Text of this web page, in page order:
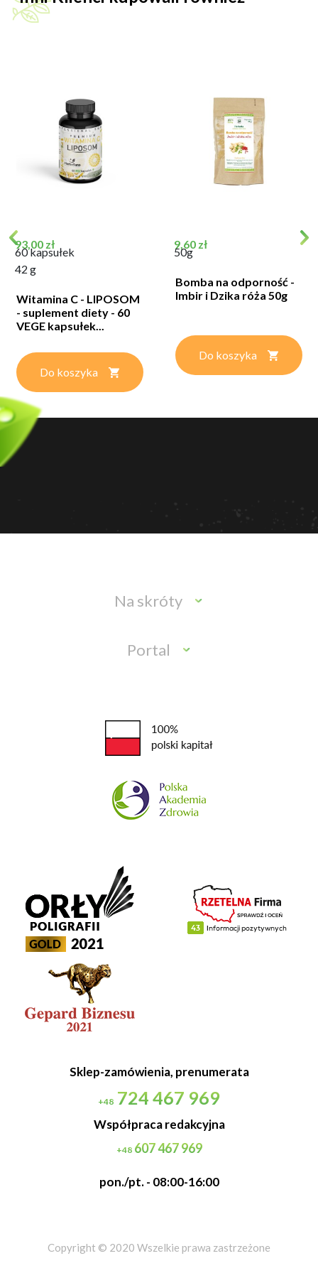
Cena
93,00 zł
60 kapsułek
42 g
Witamina C - LIPOSOM
- suplement diety - 60
VEGE kapsułek...
Do koszyka
Cena
9,60 zł
50g
Bomba na odporność -
Imbir i Dzika róża 50g
Do koszyka
Na skróty
Portal
Sklep-zamówienia, prenumerata
+48 724 467 969
Współpraca redakcyjna
+48607 467 969
pon./pt. - 08:00-16:00
Copyright © 2020 Wszelkie prawa zastrzeżone